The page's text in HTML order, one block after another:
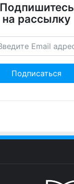
Подпишитесь
на рассылку